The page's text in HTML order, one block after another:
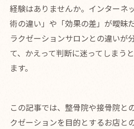
経験はありませんか。インターネ
術の違い」や「効果の差」が曖昧
ラクゼーションサロンとの違いが
て、かえって判断に迷ってしまう
ます。
この記事では、整骨院や接骨院と
クゼーションを目的とするお店と